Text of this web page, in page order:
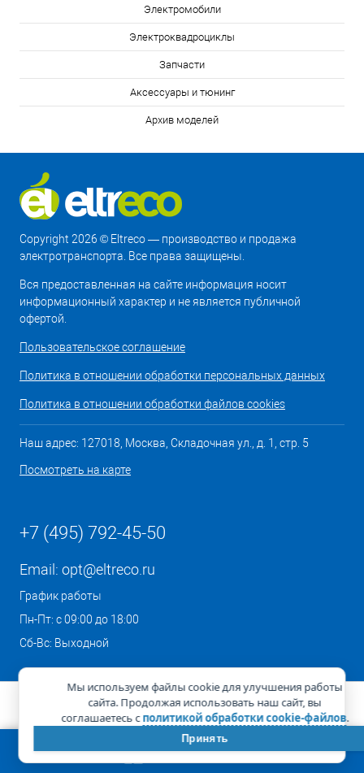
Электромобили
Электроквадроциклы
Запчасти
Аксессуары и тюнинг
Архив моделей
Copyright 2026 © Eltreco — производство и продажа
электротранспорта. Все права защищены.
Вся предоставленная на сайте информация носит
информационный характер и не является публичной
офертой.
Пользовательское соглашение
Политика в отношении обработки персональных данных
Политика в отношении обработки файлов cookies
Наш адрес: 127018, Москва, Складочная ул., д. 1, стр. 5
Посмотреть на карте
+7 (495) 792-45-50
Email: opt@eltreco.ru
График работы
Пн-Пт: с 09:00 до 18:00
Сб-Вс: Выходной
КОРЗИНА 0
Мы используем файлы cookie для улучшения работы
сайта. Продолжая использовать наш сайт, вы
соглашаетесь сполитикой обработки cookie-файлов.
Принять